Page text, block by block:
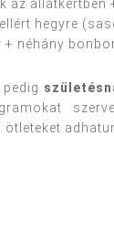
az állatkertben
hegyre
+ néhány